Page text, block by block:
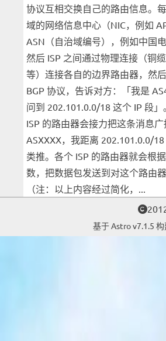
协议互相交换自己的路由信息。
域的网络信息中心（NIC，例如
ASN（自治域编号），例如中国
然后 ISP 之间通过物理连接（铜
等）连接各自的边界路由器，然
BGP 协议，告诉对方：「我是
问到 202.101.0.0/18 这个 IP 段
ISP 的路由器会接力把这条消息
ASXXXX，我距离 202.101.0.0/
类推。各个 ISP 的路由器就会根
数，把数据包发送到对这个路由
（注：以上内容经过简化，...
基于 Astro v7.1.5